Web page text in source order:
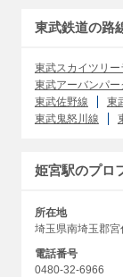
東武鉄道の路
東武スカイツリ
東武アーバンパー
東武佐野線
東
東武鬼怒川線
姫宮駅のプロ
所在地
埼玉県南埼玉郡
電話番号
0480-32-6966